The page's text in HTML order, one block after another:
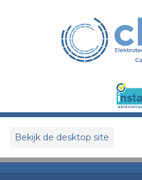
Bekijk de desktop site